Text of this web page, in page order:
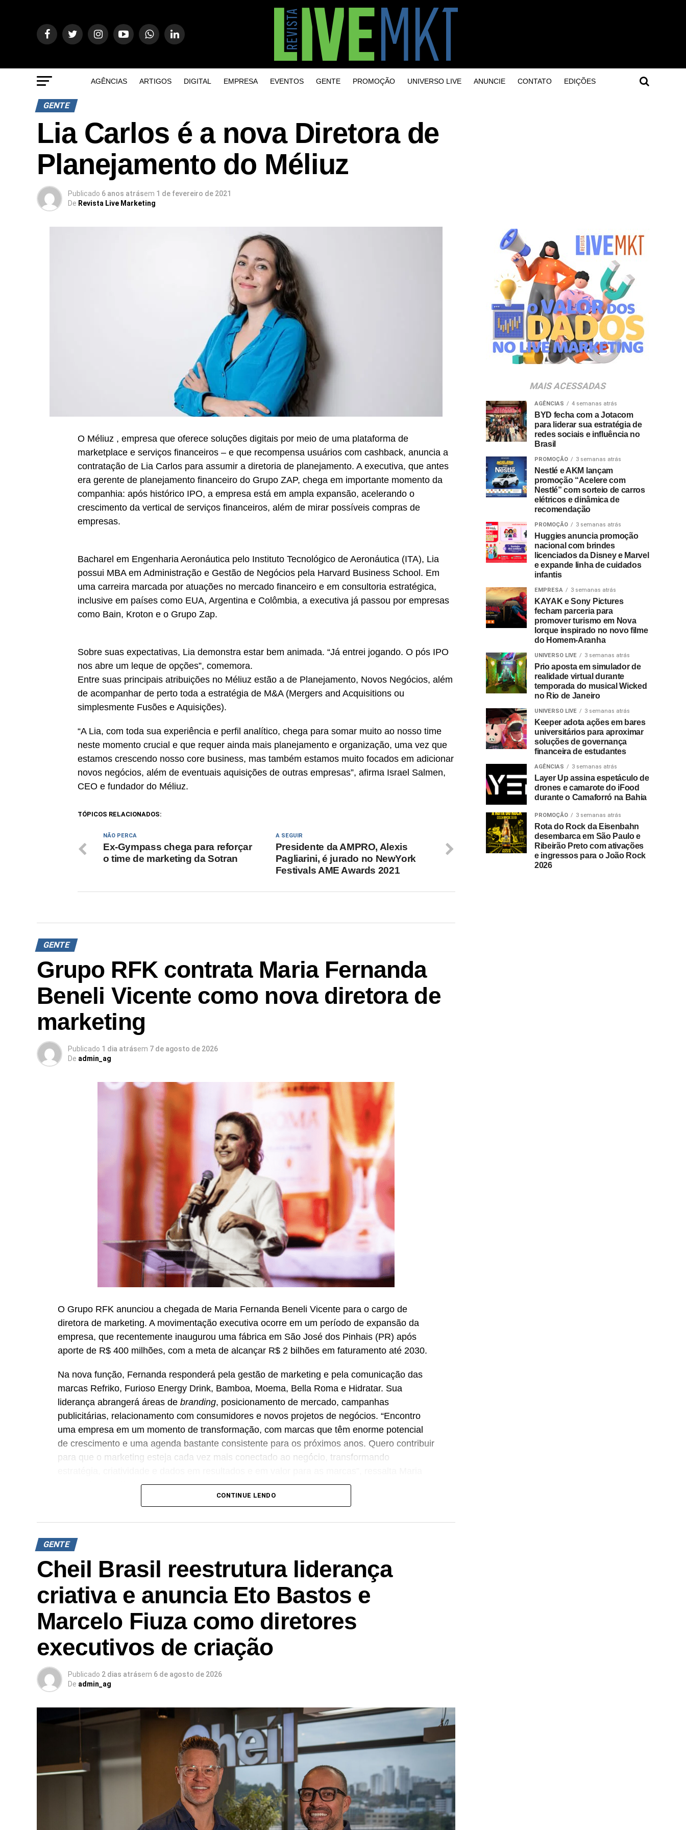
AGÊNCIAS ARTIGOS DIGITAL EMPRESA EVENTOS GENTE PROMOÇÃO UNIVERSO LIVE ANUNCIE CONTATO EDIÇÕES
GENTE
Lia Carlos é a nova Diretora de
Planejamento do Méliuz
Publicado 6 anos atrásem 1 de fevereiro de 2021
De Revista Live Marketing
O Méliuz , empresa que oferece soluções digitais por meio de uma plataforma de
marketplace e serviços financeiros – e que recompensa usuários com cashback, anuncia a
contratação de Lia Carlos para assumir a diretoria de planejamento. A executiva, que antes
era gerente de planejamento financeiro do Grupo ZAP, chega em importante momento da
companhia: após histórico IPO, a empresa está em ampla expansão, acelerando o
crescimento da vertical de serviços financeiros, além de mirar possíveis compras de
empresas.
Bacharel em Engenharia Aeronáutica pelo Instituto Tecnológico de Aeronáutica (ITA), Lia
possui MBA em Administração e Gestão de Negócios pela Harvard Business School. Em
uma carreira marcada por atuações no mercado financeiro e em consultoria estratégica,
inclusive em países como EUA, Argentina e Colômbia, a executiva já passou por empresas
como Bain, Kroton e o Grupo Zap.
Sobre suas expectativas, Lia demonstra estar bem animada. “Já entrei jogando. O pós IPO
nos abre um leque de opções”, comemora.
Entre suas principais atribuições no Méliuz estão a de Planejamento, Novos Negócios, além
de acompanhar de perto toda a estratégia de M&A (Mergers and Acquisitions ou
simplesmente Fusões e Aquisições).
“A Lia, com toda sua experiência e perfil analítico, chega para somar muito ao nosso time
neste momento crucial e que requer ainda mais planejamento e organização, uma vez que
estamos crescendo nosso core business, mas também estamos muito focados em adicionar
novos negócios, além de eventuais aquisições de outras empresas”, afirma Israel Salmen,
CEO e fundador do Méliuz.
TÓPICOS RELACIONADOS:
A SEGUIR
Presidente da AMPRO, Alexis
Pagliarini, é jurado no NewYork
Festivals AME Awards 2021
NÃO PERCA
Ex-Gympass chega para reforçar
o time de marketing da Sotran
GENTE
Grupo RFK contrata Maria Fernanda
Beneli Vicente como nova diretora de
marketing
Publicado 1 dia atrásem 7 de agosto de 2026
De admin_ag
O Grupo RFK anunciou a chegada de Maria Fernanda Beneli Vicente para o cargo de
diretora de marketing. A movimentação executiva ocorre em um período de expansão da
empresa, que recentemente inaugurou uma fábrica em São José dos Pinhais (PR) após
aporte de R$ 400 milhões, com a meta de alcançar R$ 2 bilhões em faturamento até 2030.
Na nova função, Fernanda responderá pela gestão de marketing e pela comunicação das
marcas Refriko, Furioso Energy Drink, Bamboa, Moema, Bella Roma e Hidratar. Sua
liderança abrangerá áreas de branding, posicionamento de mercado, campanhas
publicitárias, relacionamento com consumidores e novos projetos de negócios. “Encontro
uma empresa em um momento de transformação, com marcas que têm enorme potencial
de crescimento e uma agenda bastante consistente para os próximos anos. Quero contribuir
para que o marketing esteja cada vez mais conectado ao negócio, transformando
Fernanda Beneli Vicente.
A executiva possui mais de 20 anos de atuação profissional nas áreas de
comunicação egrowth. Antes de integrar o Grupo RFK, atuou comoCMOdo Grupo
Madero, onde liderou iniciativas de
estratégias baseadas em dados.
Com a contratação, o grupo fortalece sua estrutura executiva para sustentar o aumento da
capacidade produtiva e a consolidação do portfólio de bebidas no mercado nacional.
CONTINUE LENDO
GENTE
Cheil Brasil reestrutura liderança
criativa e anuncia Eto Bastos e
Marcelo Fiuza como diretores
executivos de criação
Publicado 2 dias atrásem 6 de agosto de 2026
De admin_ag
MAIS ACESSADAS
AGÊNCIAS 4 semanas atrás
BYD fecha com a Jotacom
para liderar sua estratégia de
redes sociais e influência no
Brasil
PROMOÇÃO 3 semanas atrás
Nestlé e AKM lançam
promoção “Acelere com
Nestlé” com sorteio de carros
elétricos e dinâmica de
recomendação
PROMOÇÃO 3 semanas atrás
Huggies anuncia promoção
nacional com brindes
licenciados da Disney e Marvel
e expande linha de cuidados
infantis
EMPRESA 3 semanas atrás
KAYAK e Sony Pictures
fecham parceria para
promover turismo em Nova
Iorque inspirado no novo filme
do Homem-Aranha
UNIVERSO LIVE 3 semanas atrás
Prio aposta em simulador de
realidade virtual durante
temporada do musical Wicked
no Rio de Janeiro
UNIVERSO LIVE 3 semanas atrás
Keeper adota ações em bares
universitários para aproximar
soluções de governança
financeira de estudantes
AGÊNCIAS 3 semanas atrás
Layer Up assina espetáculo de
drones e camarote do iFood
durante o Camaforró na Bahia
PROMOÇÃO 3 semanas atrás
Rota do Rock da Eisenbahn
desembarca em São Paulo e
Ribeirão Preto com ativações
e ingressos para o João Rock
2026